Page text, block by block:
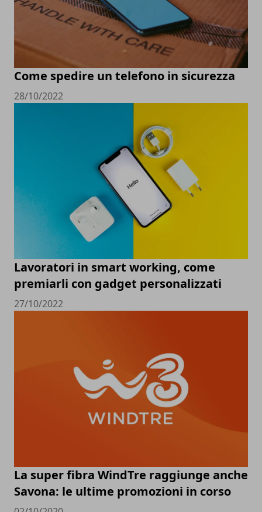
Come spedire un telefono in sicurezza
28/10/2022
Lavoratori in smart working, come
premiarli con gadget personalizzati
27/10/2022
La super fibra WindTre raggiunge anche
Savona: le ultime promozioni in corso